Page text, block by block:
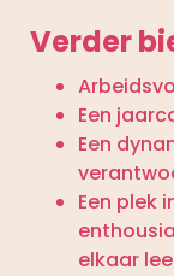
Verder
Een
Een
Een plek
elkaar